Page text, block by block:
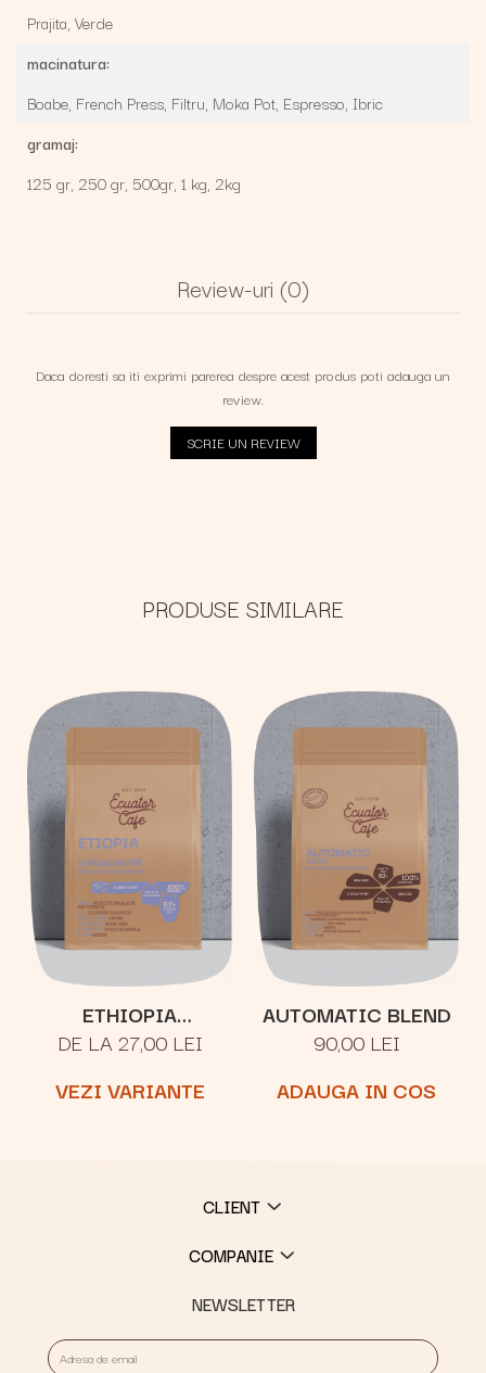
Prajita, Verde
macinatura:
Boabe, French Press, Filtru, Moka Pot, Espresso, Ibric
gramaj:
125 gr, 250 gr, 500gr, 1 kg, 2kg
Review-uri (0)
Daca doresti sa iti exprimi parerea despre acest produs poti adauga un
review.
SCRIE UN REVIEW
PRODUSE SIMILARE
ETHIOPIA
YIRGACHEFFE
DE LA 27,00 LEI
VEZI VARIANTE
AUTOMATIC BLEND
90,00 LEI
ADAUGA IN COS
CLIENT
COMPANIE
NEWSLETTER